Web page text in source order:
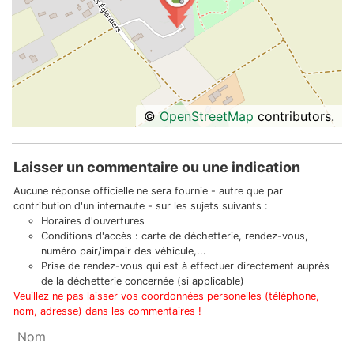
©OpenStreetMap contributors.
Laisser un commentaire ou une indication
Aucune réponse officielle ne sera fournie - autre que par
contribution d'un internaute - sur les sujets suivants :
Horaires d'ouvertures
Conditions d'accès : carte de déchetterie, rendez-vous,
numéro pair/impair des véhicule,...
Prise de rendez-vous qui est à effectuer directement auprès
de la déchetterie concernée (si applicable)
Veuillez ne pas laisser vos coordonnées personelles (téléphone,
nom, adresse) dans les commentaires !